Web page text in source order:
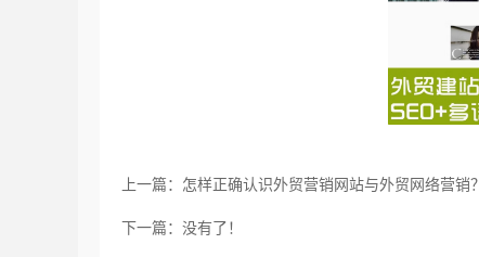
上一篇：怎样正确认识外贸营销网站与外贸网络营销？
下一篇：没有了！